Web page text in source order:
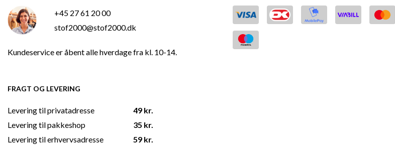
+45 27 61 20 00
stof2000@stof2000.dk
Kundeservice er åbent alle hverdage fra kl. 10-14.
FRAGT OG LEVERING
Levering til privatadresse
Levering til pakkeshop
Levering til erhvervsadresse
49 kr.
35 kr.
59 kr.